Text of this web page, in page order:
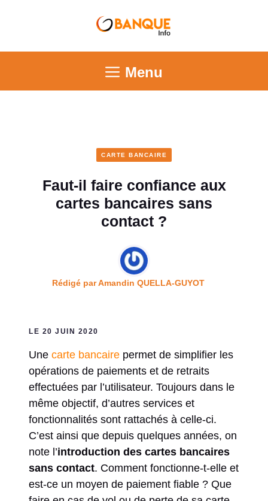
Menu
CARTE BANCAIRE
Faut-il faire confiance aux
cartes bancaires sans
contact ?
Rédigé parAmandin QUELLA-GUYOT
LE 20 JUIN 2020
Une carte bancaire permet de simplifier les
opérations de paiements et de retraits
effectuées par l’utilisateur. Toujours dans le
même objectif, d’autres services et
fonctionnalités sont rattachés à celle-ci.
C’est ainsi que depuis quelques années, on
note l’introduction des cartes bancaires
sans contact. Comment fonctionne-t-elle et
est-ce un moyen de paiement fiable ? Que